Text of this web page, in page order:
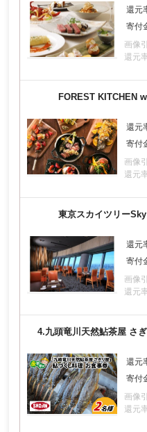
画像
還元
FOREST KITCHEN
画像
還元
東京スカイツリー
画像
還元
4.九頭竜川天然鮎茶屋 さ
画像
還元